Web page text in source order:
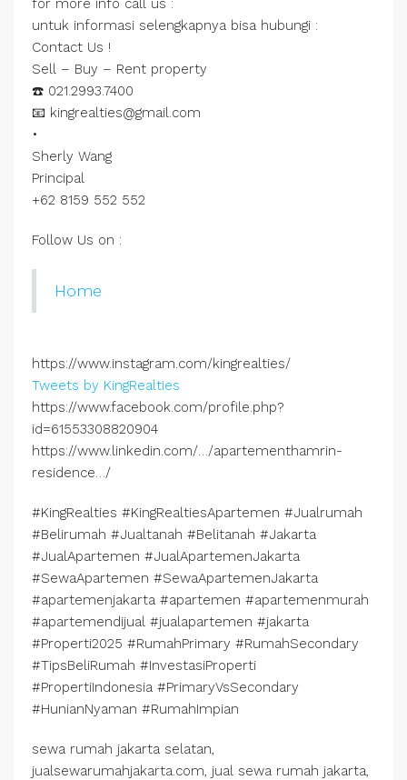
for more info call us :
untuk informasi selengkapnya bisa hubungi :
Contact Us !
Sell – Buy – Rent property
☎️ 021.2993.7400
📧 kingrealties@gmail.com
•
Sherly Wang
Principal
+62 8159 552 552
Follow Us on :
Home
https://www.instagram.com/kingrealties/
Tweets by KingRealties
https://www.facebook.com/profile.php?
id=61553308820904
https://www.linkedin.com/…/apartementhamrin-
residence…/
#KingRealties #KingRealtiesApartemen #Jualrumah
#Belirumah #Jualtanah #Belitanah #Jakarta
#JualApartemen #JualApartemenJakarta
#SewaApartemen #SewaApartemenJakarta
#apartemenjakarta #apartemen #apartemenmurah
#apartemendijual #jualapartemen #jakarta
#Properti2025 #RumahPrimary #RumahSecondary
#TipsBeliRumah #InvestasiProperti
#PropertiIndonesia #PrimaryVsSecondary
#HunianNyaman #RumahImpian
sewa rumah jakarta selatan,
jualsewarumahjakarta.com, jual sewa rumah jakarta,